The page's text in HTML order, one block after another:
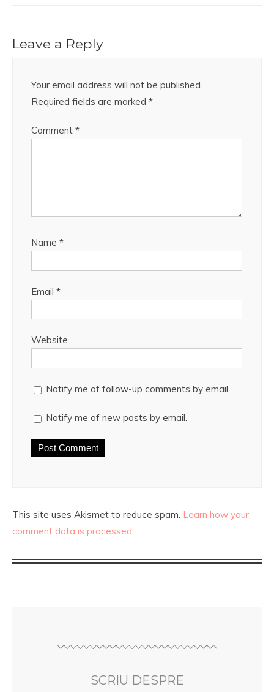
Leave a Reply
Your email address will not be published.
Required fields are marked *
Comment *
Name *
Email *
Website
Notify me of follow-up comments by email.
Notify me of new posts by email.
This site uses Akismet to reduce spam. Learn how your
comment data is processed.
SCRIU DESPRE